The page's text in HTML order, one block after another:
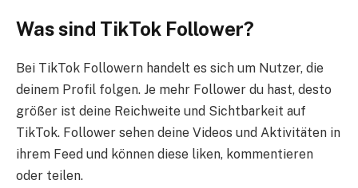
Was sind TikTok Follower?
Bei TikTok Followern handelt es sich um Nutzer, die
deinem Profil folgen. Je mehr Follower du hast, desto
größer ist deine Reichweite und Sichtbarkeit auf
TikTok. Follower sehen deine Videos und Aktivitäten in
ihrem Feed und können diese liken, kommentieren
oder teilen.